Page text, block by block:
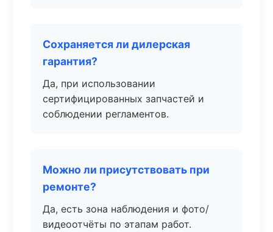
Сохраняется ли дилерская
гарантия?
Да, при использовании
сертифицированных запчастей и
соблюдении регламентов.
Можно ли присутствовать при
ремонте?
Да, есть зона наблюдения и фото/
видеоотчёты по этапам работ.